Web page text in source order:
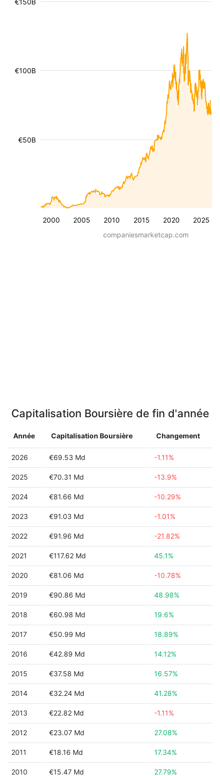
2000 2005 2010 2015 2020 2025
€50B
€100B
€150B
companiesmarketcap.com
Capitalisation Boursière de fin d'année
Année Capitalisation Boursière Changement
2026 €69.53 Md -1.11%
2025 €70.31 Md -13.9%
2024 €81.66 Md -10.29%
2023 €91.03 Md -1.01%
2022 €91.96 Md -21.82%
2021 €117.62 Md 45.1%
2020 €81.06 Md -10.78%
2019 €90.86 Md 48.98%
2018 €60.98 Md 19.6%
2017 €50.99 Md 18.89%
2016 €42.89 Md 14.12%
2015 €37.58 Md 16.57%
2014 €32.24 Md 41.28%
2013 €22.82 Md -1.11%
2012 €23.07 Md 27.08%
2011 €18.16 Md 17.34%
2010 €15.47 Md 27.79%